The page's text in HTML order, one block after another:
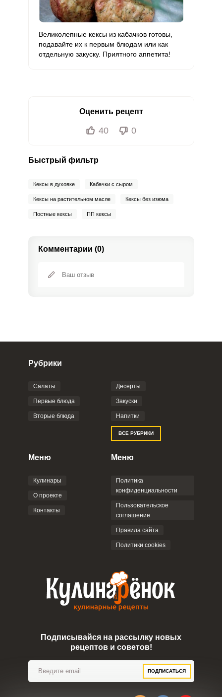
Великолепные кексы из кабачков готовы,
подавайте их к первым блюдам или как
отдельную закуску. Приятного аппетита!
Оценить рецепт
40 0
Быстрый фильтр
Кексы в духовке Кабачки с сыром
Кексы на растительном масле Кексы без изюма
Постные кексы ПП кексы
Комментарии (0)
Фото до 4 шт, до 5 mb
Отправляя эту форму, вы соглашаетесь с
Политикой
Пользовательским
соглашением
Рубрики
Салаты
Первые блюда
Вторые блюда
Десерты
Закуски
Напитки
ВСЕ РУБРИКИ
Меню
Кулинары
О проекте
Контакты
Меню
Политика
конфиденциальности
Пользовательское
соглашение
Правила сайта
Политики cookies
Подписывайся на рассылку новых
рецептов и советов!
ПОДПИСАТЬСЯ